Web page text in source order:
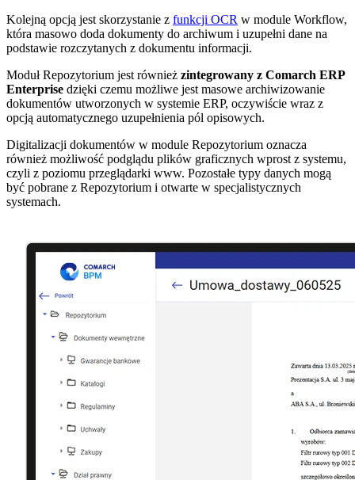
Kolejną opcją jest skorzystanie z funkcji OCR w module Workflow,
która masowo doda dokumenty do archiwum i uzupełni dane na
podstawie rozczytanych z dokumentu informacji.
Moduł Repozytorium jest również zintegrowany z Comarch ERP
Enterprise dzięki czemu możliwe jest masowe archiwizowanie
dokumentów utworzonych w systemie ERP, oczywiście wraz z
opcją automatycznego uzupełnienia pól opisowych.
Digitalizacji dokumentów w module Repozytorium oznacza
również możliwość podglądu plików graficznych wprost z systemu,
czyli z poziomu przeglądarki www. Pozostałe typy danych mogą
być pobrane z Repozytorium i otwarte w specjalistycznych
systemach.